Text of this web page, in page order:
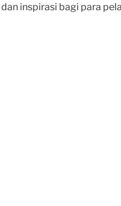
inspirasi bagi para